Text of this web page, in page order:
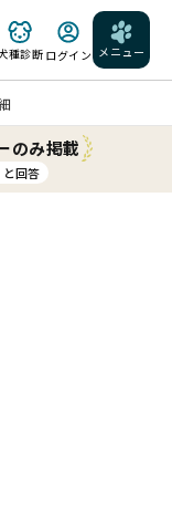
種診断 ログイン メニュー
のみ掲載
回答